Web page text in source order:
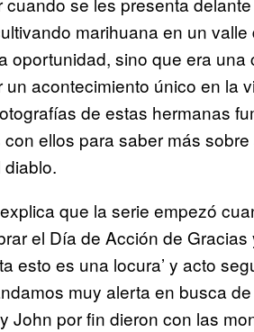
marihuana en un
oportunidad, sino que era
un acontecimiento único en la
de estas hermanas
ellos para saber más
diablo.
que la serie empezó
el Día de Acción de
esto es una locura’ y acto
muy alerta en busca
John por fin dieron con las